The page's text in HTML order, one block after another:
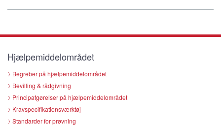
Hjælpemiddelområdet
Begreber på hjælpemiddelområdet
Bevilling & rådgivning
Principafgørelser på hjælpemiddelområdet
Kravspecifikationsværktøj
Standarder for prøvning